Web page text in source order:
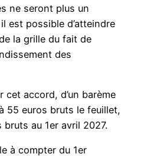
ne seront plus un
est possible d’atteindre
la grille du fait de
des
cet accord, d’un barème
55 euros bruts le feuillet,
au 1er avril 2027.
à compter du 1er